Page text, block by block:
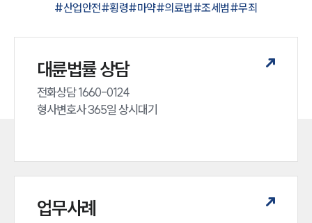
#산업안전#횡령#마약#의료법#조세범#무죄
대륜법률 상담
전화상담 1660-0124
형사변호사 365일 상시대기
업무사례